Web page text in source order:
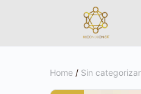
Home / Sin categorizar